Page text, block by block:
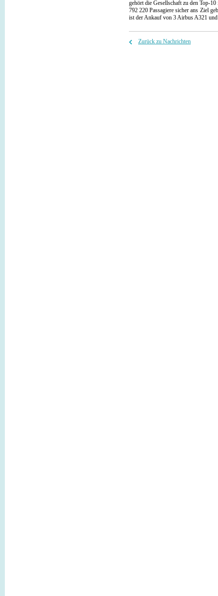
gehört die Gesellschaft zu den Top-
792 220 Passagiere sicher ans Ziel
ist der Ankauf von 3 Airbus A321
Zurück zu Nachrichten